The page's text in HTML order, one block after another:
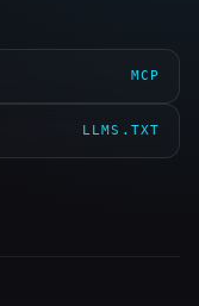
MCP
LLMS.TXT